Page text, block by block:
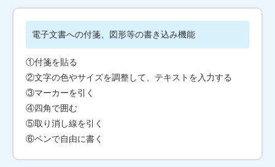
電子文書への付箋、図形等の書き込み機能
①付箋を貼る
②文字の色やサイズを調整して、テキストを入力する
③マーカーを引く
④四角で囲む
⑤取り消し線を引く
⑥ペンで自由に書く